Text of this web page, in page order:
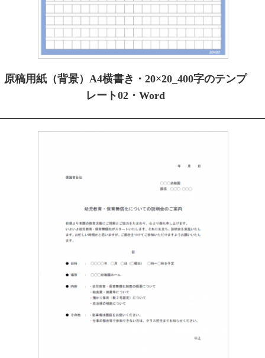
原稿用紙（背景）A4横書き・20×20_400字のテンプ
レート02・Word